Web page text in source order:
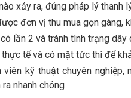
xảy ra, đúng pháp lý thanh
đơn vị thu mua gọn gàng,
lần 2 và tránh tình trạng
tế và có mặt tức thì để
kỹ thuật chuyên
nhanh chóng